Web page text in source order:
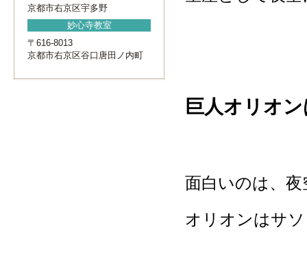
京都市右京区宇多野
妙心寺教室
〒616-8013
京都市右京区谷口唐田ノ内町
巨人オリオ
面白いのは、
オリオンはサ